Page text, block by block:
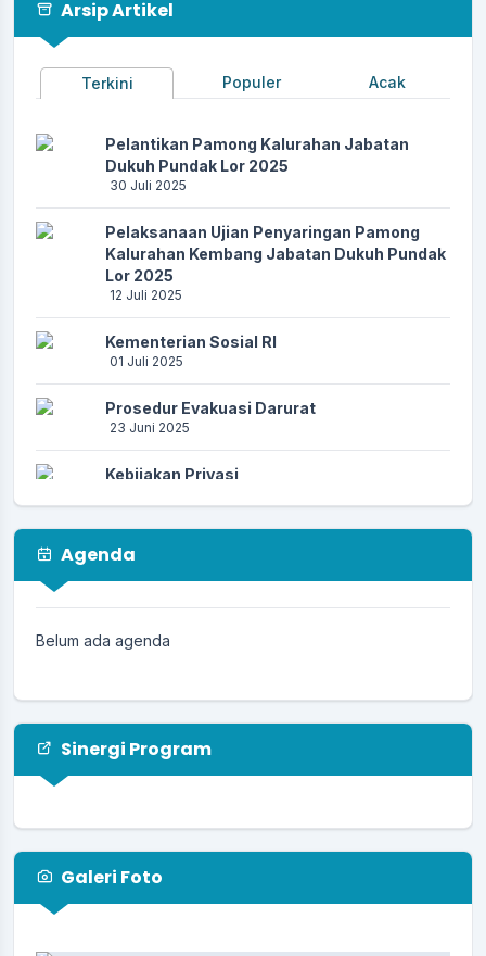
Arsip Artikel
Terkini Populer Acak
Pelantikan Pamong Kalurahan Jabatan
Dukuh Pundak Lor 2025
30 Juli 2025
Pelaksanaan Ujian Penyaringan Pamong
Kalurahan Kembang Jabatan Dukuh Pundak
Lor 2025
12 Juli 2025
Kementerian Sosial RI
01 Juli 2025
Prosedur Evakuasi Darurat
23 Juni 2025
Kebijakan Privasi
23 Juni 2025
PENCEGAHAN PENIPUAN AKTIVASI
17 Juni 2025
Agenda
Belum ada agenda
Sinergi Program
Galeri Foto